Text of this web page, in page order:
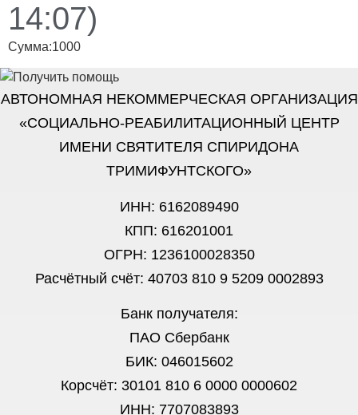
14:07)
Сумма:1000
АВТОНОМНАЯ НЕКОММЕРЧЕСКАЯ ОРГАНИЗАЦИЯ
«СОЦИАЛЬНО-РЕАБИЛИТАЦИОННЫЙ ЦЕНТР
ИМЕНИ СВЯТИТЕЛЯ СПИРИДОНА
ТРИМИФУНТСКОГО»
ИНН: 6162089490
КПП: 616201001
ОГРН: 1236100028350
Расчётный счёт: 40703 810 9 5209 0002893
Банк получателя:
ПАО Сбербанк
БИК: 046015602
Корсчёт: 30101 810 6 0000 0000602
ИНН: 7707083893